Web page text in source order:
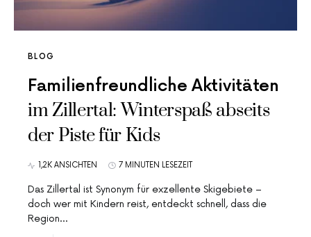
BLOG
Familienfreundliche Aktivitäten
im Zillertal: Winterspaß abseits
der Piste für Kids
1,2K ANSICHTEN 7 MINUTEN LESEZEIT
Das Zillertal ist Synonym für exzellente Skigebiete –
doch wer mit Kindern reist, entdeckt schnell, dass die
Region…